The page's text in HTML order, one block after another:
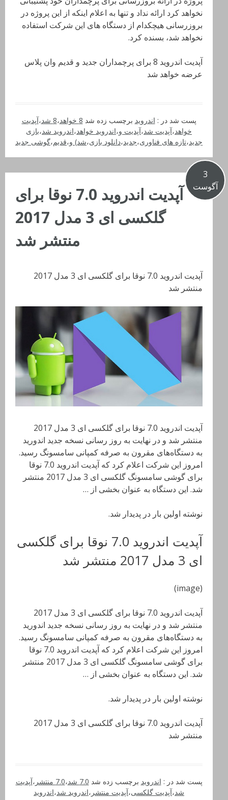
نخواهد کرد ارائه نداد و تنها به اعلام اینکه از این پروژه در
بروزرسانی هیچکدام از دستگاه های این شرکت استفاده
نخواهد شد، بسنده کرد.
آپدیت اندروید 8 برای پرچمداران جدید و قدیم وان پلاس
عرضه خواهد شد
پست شد در : اندروید برچسب زده شد 8 خواهد ،8 شد ،آپدیت
خواهد،آپدیت شد،آپدیت و،اندروید خواهد،اندروید شد،بازی
جدید،تازه های فناوری،جدید،دانلود بازی،شد) و،قدیم،گوشی جدید
3
آگوست
آپدیت اندروید 7.0 نوقا برای
گلکسی ای 3 مدل 2017
منتشر شد
آپدیت اندروید 7.0 نوقا برای گلکسی ای 3 مدل 2017
منتشر شد
آپدیت اندروید 7.0 نوقا برای گلکسی ای 3 مدل 2017
منتشر شد و در نهایت به روز رسانی نسخه جدید اندورید
به دستگاه‌های مقرون به صرفه کمپانی سامسونگ رسید.
امروز این شرکت اعلام کرد که آپدیت اندروید 7.0 نوقا
برای گوشی سامسونگ گلکسی ای 3 مدل 2017 منتشر
شد. این دستگاه به عنوان بخشی از …
نوشته اولین بار در پدیدار شد.
آپدیت اندروید 7.0 نوقا برای گلکسی
ای 3 مدل 2017 منتشر شد
(image)
آپدیت اندروید 7.0 نوقا برای گلکسی ای 3 مدل 2017
منتشر شد و در نهایت به روز رسانی نسخه جدید اندورید
به دستگاه‌های مقرون به صرفه کمپانی سامسونگ رسید.
امروز این شرکت اعلام کرد که آپدیت اندروید 7.0 نوقا
برای گوشی سامسونگ گلکسی ای 3 مدل 2017 منتشر
شد. این دستگاه به عنوان بخشی از …
نوشته اولین بار در پدیدار شد.
آپدیت اندروید 7.0 نوقا برای گلکسی ای 3 مدل 2017
منتشر شد
پست شد در : اندروید برچسب زده شد 7.0 شد ،7.0 منتشر ،آپدیت
شد،آپدیت گلکسی،آپدیت منتشر ،اندروید شد،اندروید